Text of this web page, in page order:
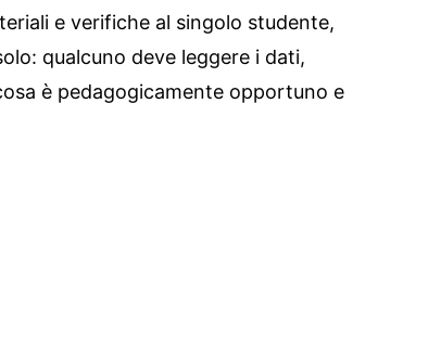
e verifiche al singolo studente,
qualcuno deve leggere i dati,
è pedagogicamente opportuno e